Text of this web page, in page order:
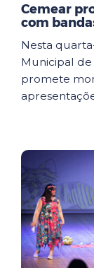
Cemear
com
Nesta
Municipal de
promete